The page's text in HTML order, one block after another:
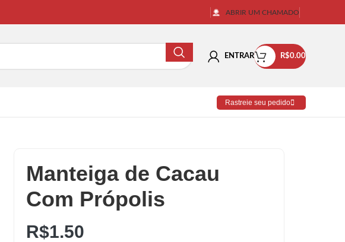
ABRIR UM CHAMADO
ENTRAR R$0.00
Rastreie seu pedido
Manteiga de Cacau
Com Própolis
R$1.50